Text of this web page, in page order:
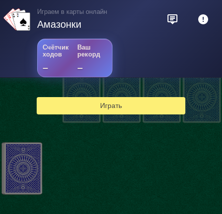
Играем в карты онлайн
Амазонки
Счётчик
ходов
–
Ваш
рекорд
–
Играть